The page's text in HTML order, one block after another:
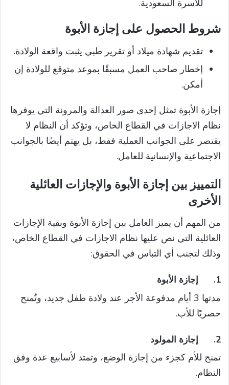
للأسرة السعودية.
شروط الحصول على إجازة الأبوة
تقديم شهادة ميلاد أو تقرير طبي يثبت واقعة الولادة.
إخطار صاحب العمل مسبقًا بموعد متوقع للولادة إن
أمكن.
إجازة الأبوة تمثل إحدى صور العدالة والمرونة التي يوفرها
نظام الاجازات في القطاع الخاص، وتؤكد أن النظام لا
يقتصر على الجوانب العملية فقط، بل يهتم أيضًا بالجوانب
الاجتماعية والإنسانية للعامل.
التمييز بين إجازة الأبوة والإجازات العائلية
الأخرى
من المهم أن يميز العامل بين إجازة الأبوة وبقية الإجازات
العائلية التي نص عليها نظام الاجازات في القطاع الخاص،
وذلك لتجنب أي التباس في الحقوق:
1. إجازة الأبوة
مدتها 3 أيام مدفوعة الأجر عند ولادة طفل جديد، وتُمنح
حصريًا للأب.
2. إجازة المولود
تمنح للأم كجزء من إجازة الوضع، وتمتد لأسابيع عدة وفق
النظام.